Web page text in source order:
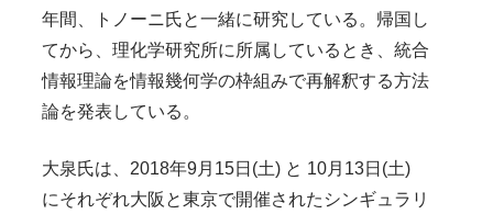
年間、トノーニ氏と一緒に研究している。帰国し
てから、理化学研究所に所属しているとき、統合
情報理論を情報幾何学の枠組みで再解釈する方法
論を発表している。
大泉氏は、2018年9月15日(土) と 10月13日(土)
にそれぞれ大阪と東京で開催されたシンギュラリ